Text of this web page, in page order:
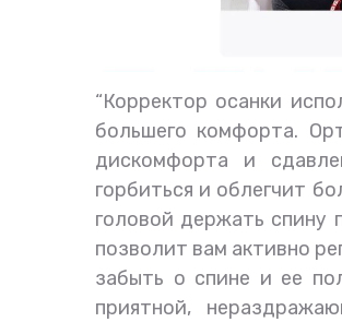
“Корректор осанки
большего комфорта.
дискомфорта и
горбиться и облегчит
головой держать спину
позволит вам активно
забыть о спине и ее
приятной,